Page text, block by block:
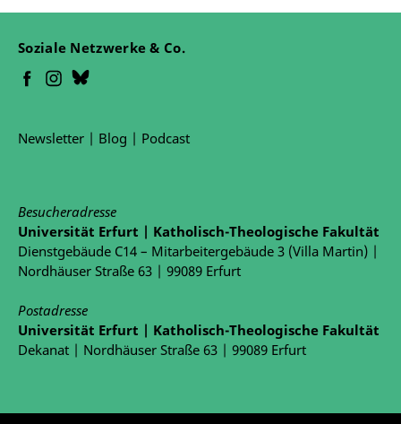
Soziale Netzwerke & Co.
Newsletter | Blog | Podcast
Besucheradresse
Universität Erfurt | Katholisch-Theologische Fakultät
Dienstgebäude C14 – Mitarbeitergebäude 3 (Villa Martin) |
Nordhäuser Straße 63 | 99089 Erfurt
Postadresse
Universität Erfurt | Katholisch-Theologische Fakultät
Dekanat | Nordhäuser Straße 63 | 99089 Erfurt